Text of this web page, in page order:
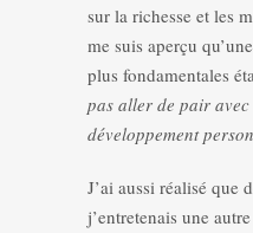
sur la richesse et les
me suis aperçu
plus fondamentales
pas aller de pair
développement
J’ai aussi réalisé que
j’entretenais une